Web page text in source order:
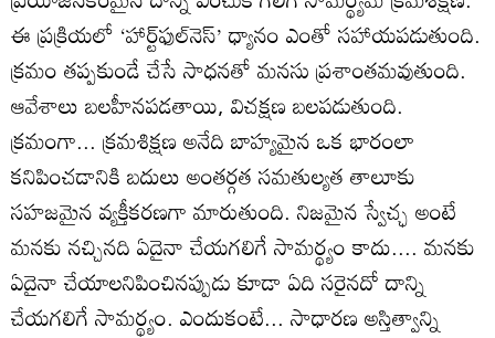
ఈ ప్రక్రియలో ‘హార్ట్‌ఫుల్‌నెస్‌’ ధ్యానం ఎంతో సహాయపడుతుంది.
క్రమం తప్పకుండే చేసే సాధనతో మనసు ప్రశాంతమవుతుంది.
ఆవేశాలు బలహీనపడతాయి, విచక్షణ బలపడుతుంది.
క్రమంగా... క్రమశిక్షణ అనేది బాహ్యమైన ఒక భారంలా
కనిపించడానికి బదులు అంతర్గత సమతుల్యత తాలూకు
సహజమైన వ్యక్తీకరణగా మారుతుంది. నిజమైన స్వేచ్ఛ అంటే
మనకు నచ్చినది ఏదైనా చేయగలిగే సామర్థ్యం కాదు.... మనకు
ఏదైనా చేయాలనిపించినప్పుడు కూడా ఏది సరైనదో దాన్ని
చేయగలిగే సామర్థ్యం. ఎందుకంటే... సాధారణ అస్తిత్వాన్ని